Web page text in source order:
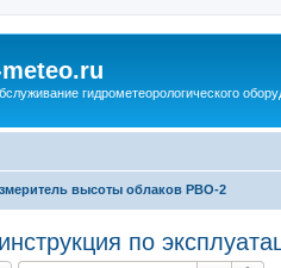
гидрометеорологического
высоты облаков РВО-2
по